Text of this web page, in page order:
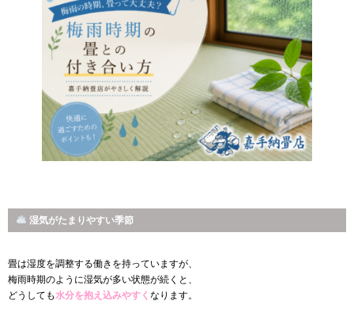
湿気がたまりやすい季節
畳は湿度を調整する働きを持っていますが、
梅雨時期のように湿気が多い状態が続くと、
どうしても水分を抱え込みやすく なります。